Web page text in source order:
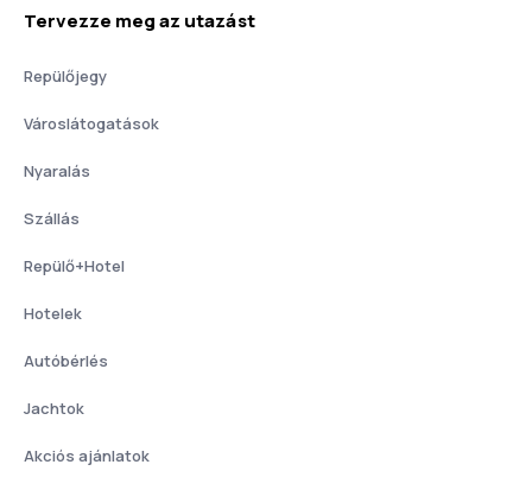
Tervezze meg az utazást
Repülőjegy
Városlátogatások
Nyaralás
Szállás
Repülő+Hotel
Hotelek
Autóbérlés
Jachtok
Akciós ajánlatok